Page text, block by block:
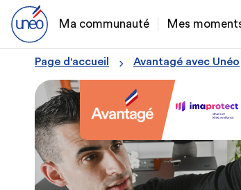
Ma communauté Mes
Page d'accueil Avantagé avec Unéo